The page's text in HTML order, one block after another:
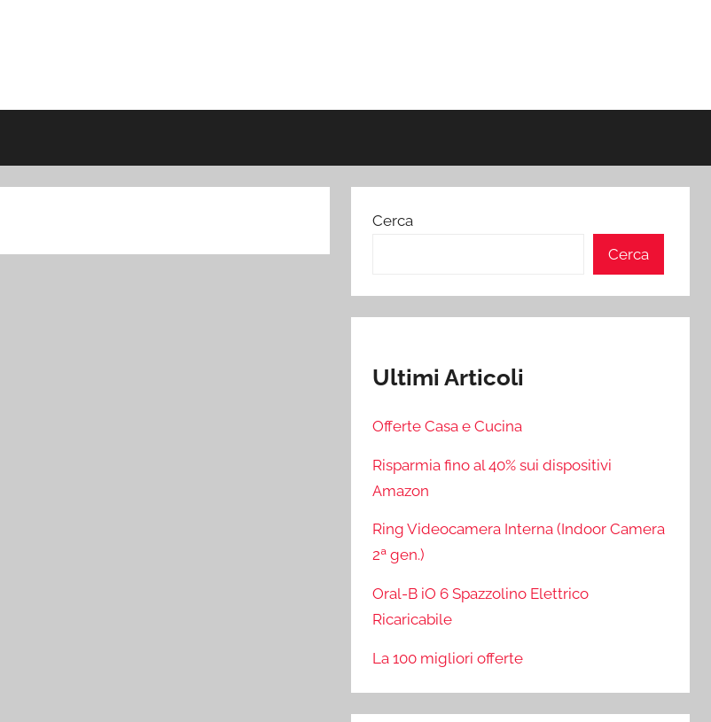
Cerca
Cerca
Ultimi Articoli
Offerte Casa e Cucina
Risparmia fino al 40% sui dispositivi
Amazon
Ring Videocamera Interna (Indoor Camera
2ª gen.)
Oral-B iO 6 Spazzolino Elettrico
Ricaricabile
La 100 migliori offerte